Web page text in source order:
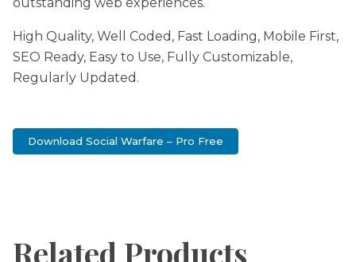
High Quality, Well Coded, Fast Loading, Mobile First,
SEO Ready, Easy to Use, Fully Customizable,
Regularly Updated.
Download Social Warfare – Pro Free
Related Products